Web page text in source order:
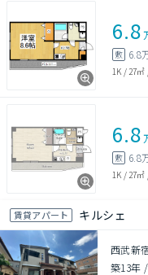
6.8
敷 6.8
1K / 27㎡
6.8
敷 6.8
1K / 27㎡
賃貸アパート キルシェ
西武新
築13年